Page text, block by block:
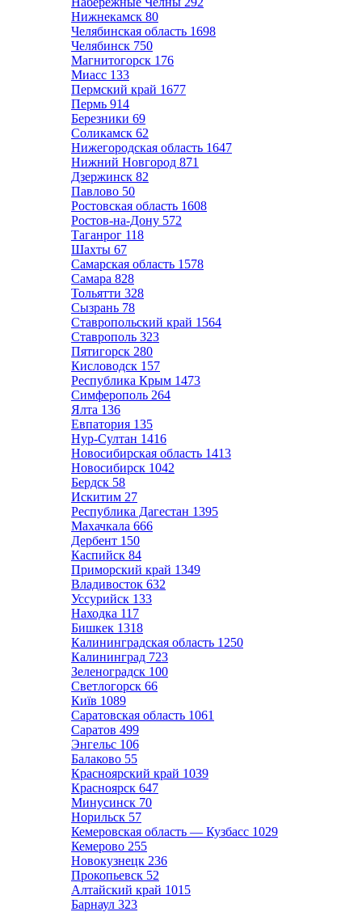
Нижнекамск 80
Челябинская область 1698
Челябинск 750
Магнитогорск 176
Миасс 133
Пермский край 1677
Пермь 914
Березники 69
Соликамск 62
Нижегородская область 1647
Нижний Новгород 871
Дзержинск 82
Павлово 50
Ростовская область 1608
Ростов-на-Дону 572
Таганрог 118
Шахты 67
Самарская область 1578
Самара 828
Тольятти 328
Сызрань 78
Ставропольский край 1564
Ставрополь 323
Пятигорск 280
Кисловодск 157
Республика Крым 1473
Симферополь 264
Ялта 136
Евпатория 135
Нур-Султан 1416
Новосибирская область 1413
Новосибирск 1042
Бердск 58
Искитим 27
Республика Дагестан 1395
Махачкала 666
Дербент 150
Каспийск 84
Приморский край 1349
Владивосток 632
Уссурийск 133
Находка 117
Бишкек 1318
Калининградская область 1250
Калининград 723
Зеленоградск 100
Светлогорск 66
Київ 1089
Саратовская область 1061
Саратов 499
Энгельс 106
Балаково 55
Красноярский край 1039
Красноярск 647
Минусинск 70
Норильск 57
Кемеровская область — Кузбасс 1029
Кемерово 255
Новокузнецк 236
Прокопьевск 52
Алтайский край 1015
Барнаул 323